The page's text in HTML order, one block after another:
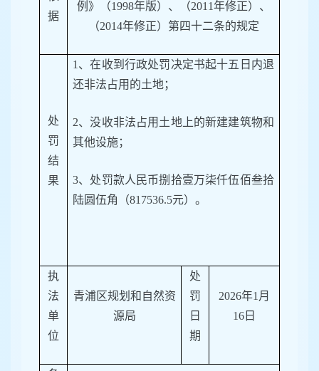
据
例》（1998年版）、（2011年修正）、
（2014年修正） 第四十二条的规定
处
罚
结
果
1、在收到行政处罚决定书起十五日内退
还非法占用的土地；
2、没收非法占用土地上的新建建筑物和
其他设施；
3、处罚款人民币捌拾壹万柒仟伍佰叁拾
陆圆伍角（817536.5元）。
执
法
单
位
青浦区规划和自然资
源局
处
罚
日
期
2026年1月
16日